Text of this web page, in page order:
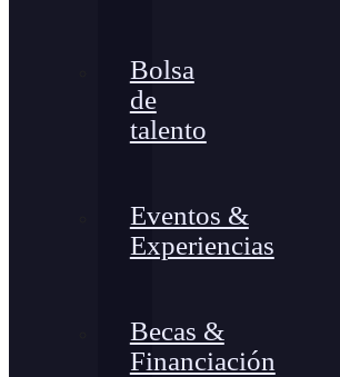
Bolsa
de
talento
Eventos &
Experiencias
Becas &
Financiación